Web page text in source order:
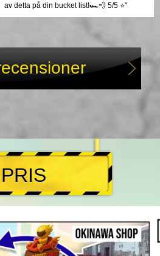
av detta på din bucket list!🏎️💨 5/5 ⭐️"
PRIS